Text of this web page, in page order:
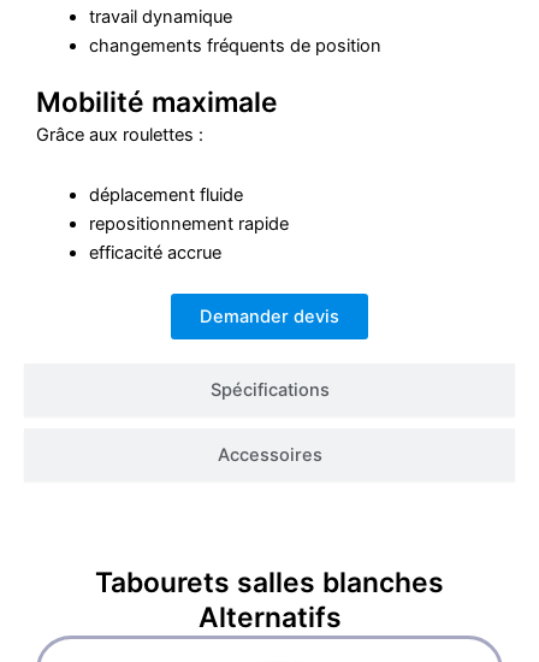
Spécifications
Accessoires
travail dynamique
changements fréquents de position
Mobilité maximale
Grâce aux roulettes :
déplacement fluide
repositionnement rapide
efficacité accrue
Demander devis
Tabourets salles blanches
Alternatifs